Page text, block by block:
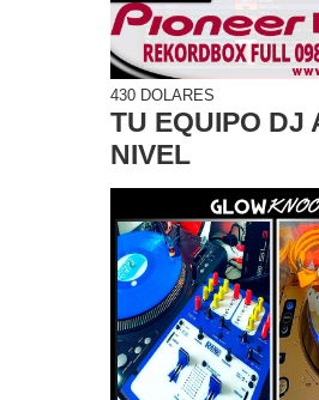
430 DOLARES
TU EQUIPO DJ
NIVEL